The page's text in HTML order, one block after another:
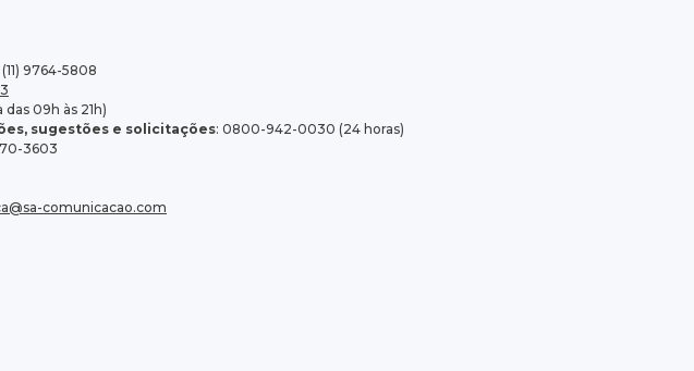
(11) 9764-5808
09h às 21h)
sugestões e solicitações: 0800-942-0030 (24 horas)
3603
comunicacao.com